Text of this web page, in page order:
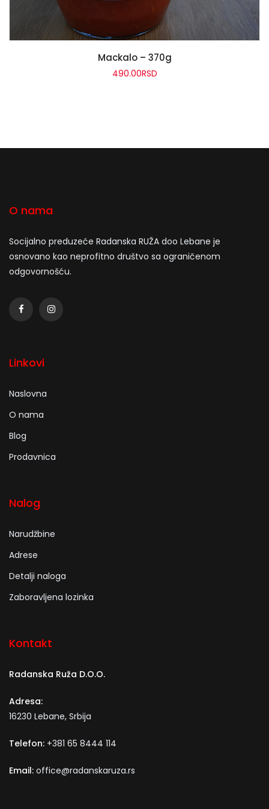
READ MORE
Mackalo – 370g
490.00RSD
O nama
Socijalno preduzeće Radanska RUŽA doo Lebane je
osnovano kao neprofitno društvo sa ograničenom
odgovornošću.
Linkovi
Naslovna
O nama
Blog
Prodavnica
Nalog
Narudžbine
Adrese
Detalji naloga
Zaboravljena lozinka
Kontakt
Radanska Ruža D.O.O.
Adresa:
16230 Lebane, Srbija
Telefon: +381 65 8444 114
Email: office@radanskaruza.rs